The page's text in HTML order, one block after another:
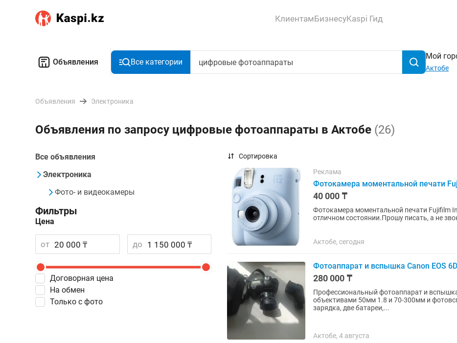
КлиентамБизнесуKaspi Гид
Объявления Все категории
Мой
Актобе
Объявления Электроника
Объявления по запросу цифровые фотоаппараты в Актобе (26)
Все объявления
Электроника
Фото- и видеокамеры
Фильтры
Цена
от до
Договорная цена
На обмен
Только с фото
Сортировка
Реклама
Фотокамера моментальной печати
40 000 ₸
Фотокамера моментальной печати Fujifilm
отличном состоянии.Прошу писать, а не
Актобе, сегодня
Фотоаппарат и вспышка Canon EOS
280 000 ₸
Профессиональный фотоаппарат и вспышка Canon EOS 6D, 20Мpix. В комплекте с
объективами 50мм 1.8 и 70-300мм и
зарядка, две батареи,...
Актобе, 4 августа